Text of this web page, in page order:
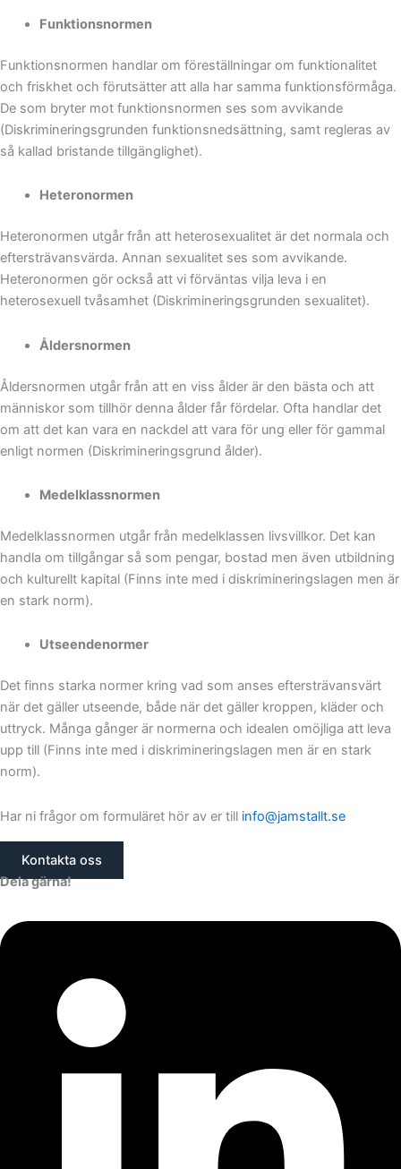
Funktionsnormen
Funktionsnormen handlar om föreställningar om funktionalitet
och friskhet och förutsätter att alla har samma funktionsförmåga.
De som bryter mot funktionsnormen ses som avvikande
(Diskrimineringsgrunden funktionsnedsättning, samt regleras av
så kallad bristande tillgänglighet).
Heteronormen
Heteronormen utgår från att heterosexualitet är det normala och
eftersträvansvärda. Annan sexualitet ses som avvikande.
Heteronormen gör också att vi förväntas vilja leva i en
heterosexuell tvåsamhet (Diskrimineringsgrunden sexualitet).
Åldersnormen
Åldersnormen utgår från att en viss ålder är den bästa och att
människor som tillhör denna ålder får fördelar. Ofta handlar det
om att det kan vara en nackdel att vara för ung eller för gammal
enligt normen (Diskrimineringsgrund ålder).
Medelklassnormen
Medelklassnormen utgår från medelklassen livsvillkor. Det kan
handla om tillgångar så som pengar, bostad men även utbildning
och kulturellt kapital (Finns inte med i diskrimineringslagen men är
en stark norm).
Utseendenormer
Det finns starka normer kring vad som anses eftersträvansvärt
när det gäller utseende, både när det gäller kroppen, kläder och
uttryck. Många gånger är normerna och idealen omöjliga att leva
upp till (Finns inte med i diskrimineringslagen men är en stark
norm).
Har ni frågor om formuläret hör av er till info@jamstallt.se
Kontakta oss
Dela gärna!